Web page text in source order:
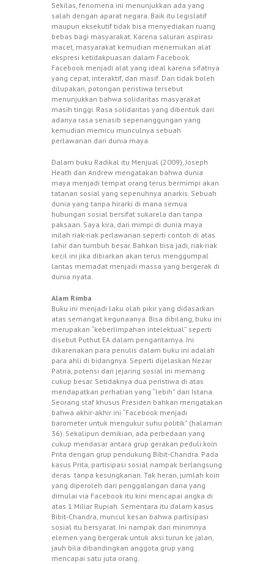
Sekilas, fenomena ini menunjukkan ada yang
salah dengan aparat negara. Baik itu legislatif
maupun eksekutif tidak bisa menyediakan ruang
bebas bagi masyarakat. Karena saluran aspirasi
macet, masyarakat kemudian menemukan alat
ekspresi ketidakpuasan dalam Facebook.
Facebook menjadi alat yang ideal karena sifatnya
yang cepat, interaktif, dan masif. Dan tidak boleh
dilupakan, potongan peristiwa tersebut
menunjukkan bahwa solidaritas masyarakat
masih tinggi. Rasa solidaritas yang dibentuk dari
adanya rasa senasib sepenanggungan yang
kemudian memicu munculnya sebuah
perlawanan dari dunia maya.
Dalam buku Radikal itu Menjual (2009), Joseph
Heath dan Andrew mengatakan bahwa dunia
maya menjadi tempat orang terus bermimpi akan
tatanan sosial yang sepenuhnya anarkis. Sebuah
dunia yang tanpa hirarki di mana semua
hubungan sosial bersifat sukarela dan tanpa
paksaan. Saya kira, dari mimpi di dunia maya
inilah riak-riak perlawanan seperti contoh di atas
lahir dan tumbuh besar. Bahkan bisa jadi, riak-riak
kecil ini jika dibiarkan akan terus menggumpal
lantas memadat menjadi massa yang bergerak di
dunia nyata.
Alam Rimba
Buku ini menjadi laku olah pikir yang didasarkan
atas semangat kegunaanya. Bisa dibilang, buku ini
merupakan “keberlimpahan intelektual” seperti
disebut Puthut EA dalam pengantarnya. Ini
dikarenakan para penulis dalam buku ini adalah
para ahli di bidangnya. Seperti dijelaskan Nezar
Patria, potensi dari jejaring sosial ini memang
cukup besar. Setidaknya dua peristiwa di atas
mendapatkan perhatian yang “lebih” dari Istana.
Seorang staf khusus Presiden bahkan mengatakan
bahwa akhir-akhir ini “Facebook menjadi
barometer untuk mengukur suhu politik” (halaman
36). Sekalipun demikian, ada perbedaan yang
cukup mendasar antara grup gerakan peduli koin
Prita dengan grup pendukung Bibit-Chandra. Pada
kasus Prita, partisipasi sosial nampak berlangsung
deras tanpa kesungkanan. Tak heran, jumlah koin
yang diperoleh dari penggalangan dana yang
dimulai via Facebook itu kini mencapai angka di
atas 1 Miliar Rupiah. Sementara itu dalam kasus
Bibit-Chandra, muncul kesan bahwa partisipasi
sosial itu bersyarat. Ini nampak dari minimnya
elemen yang bergerak untuk aksi turun ke jalan,
jauh bila dibandingkan anggota grup yang
mencapai satu juta orang.